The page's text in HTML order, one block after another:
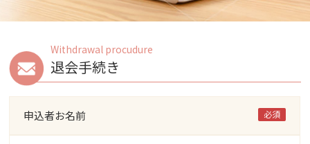
Withdrawal procudure
退会手続き
申込者お名前 必須